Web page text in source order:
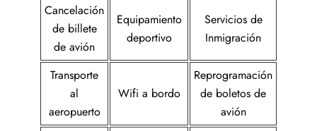
Cancelación
de billete
de avión
Equipamiento
deportivo
Servicios de
Inmigración
Transporte
al
aeropuerto
Wifi a bordo
Reprogramación
de boletos de
avión